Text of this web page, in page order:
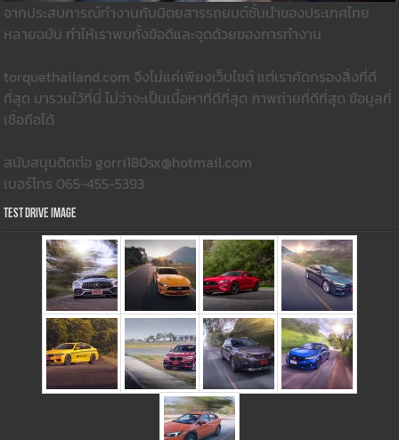
จากประสบการณ์ทำงานกับนิตยสารรถยนต์ชั้นนำของประเทศไทย
หลายฉบับ ทำให้เราพบทั้งข้อดีและจุดด้วยของการทำงาน
torquethailand.com จึงไม่แค่เพียงเว็บไซต์ แต่เราคัดกรองสิ่งที่ดี
ที่สุด มารวมใว้ที่นี่ ไม่ว่าจะเป็นเนื้อหาที่ดีที่สุด ภาพถ่ายที่ดีที่สุด ข้อมูลที่
เชื่อถือได้
สนับสนุนติดต่อ gorri180sx@hotmail.com
เบอร์โทร 065-455-5393
Test Drive Image